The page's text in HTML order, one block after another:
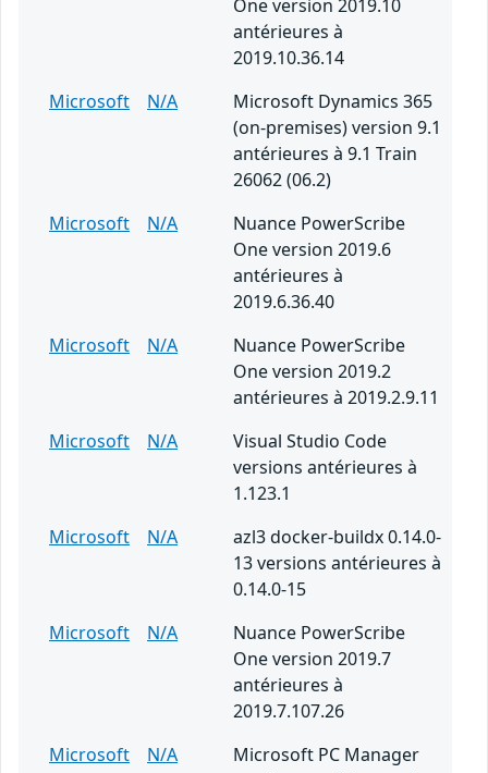
One version 2019.10
antérieures à
2019.10.36.14
Microsoft
N/A
Microsoft Dynamics 365
(on-premises) version 9.1
antérieures à 9.1 Train
26062 (06.2)
Microsoft
N/A
Nuance PowerScribe
One version 2019.6
antérieures à
2019.6.36.40
Microsoft
N/A
Nuance PowerScribe
One version 2019.2
antérieures à 2019.2.9.11
Microsoft
N/A
Visual Studio Code
versions antérieures à
1.123.1
Microsoft
N/A
azl3 docker-buildx 0.14.0-
13 versions antérieures à
0.14.0-15
Microsoft
N/A
Nuance PowerScribe
One version 2019.7
antérieures à
2019.7.107.26
Microsoft
N/A
Microsoft PC Manager